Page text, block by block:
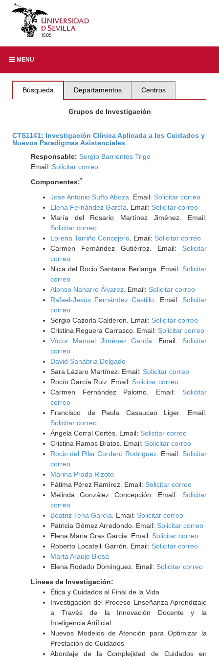
MENU
Búsqueda Departamentos Centros
Grupos de Investigación
CTS1141: Investigación Clínica Aplicada a los Cuidados y
Nuevos Paradigmas Asistenciales
Responsable: Sergio Barrientos Trigo
Email: Solicitar correo
Componentes:*
Jose Antonio Suffo Aboza . Email: Solicitar correo
Elena Fernández García . Email: Solicitar correo
María del Rosario Martínez Jiménez. Email:
Solicitar correo
Lorena Tarriño Concejero. Email: Solicitar correo
Carmen Fernández Gutiérrez. Email: Solicitar
correo
Nicia del Rocio Santana Berlanga. Email: Solicitar
correo
Alonso Naharro Álvarez. Email: Solicitar correo
Rafael-Jesús Fernández Castillo . Email: Solicitar
correo
Sergio Cazorla Calderon. Email: Solicitar correo
Cristina Reguera Carrasco. Email: Solicitar correo
Víctor Manuel Jiménez García . Email: Solicitar
correo
David Sanabria Delgado
Sara Lázaro Martínez. Email: Solicitar correo
Rocío García Ruiz. Email: Solicitar correo
Carmen Fernández Palomo. Email: Solicitar
correo
Francisco de Paula Casaucao Liger. Email:
Solicitar correo
Ángela Corral Cortés. Email: Solicitar correo
Cristina Ramos Bratos. Email: Solicitar correo
Rocio del Pilar Cordero Rodriguez. Email: Solicitar
correo
Marina Prada Rizoto
Fátima Pérez Ramírez. Email: Solicitar correo
Melinda González Concepción. Email: Solicitar
correo
Beatriz Tena García . Email: Solicitar correo
Patricia Gómez Arredondo. Email: Solicitar correo
Elena Maria Gras Garcia. Email: Solicitar correo
Roberto Locatelli Garrón. Email: Solicitar correo
Marta Araujo Blesa
Elena Rodado Dominguez. Email: Solicitar correo
Líneas de Investigación:
Ética y Cuidados al Final de la Vida
Investigación del Proceso Enseñanza Aprendizaje
a Través de la Innovación Docente y la
Inteligencia Artificial
Nuevos Modelos de Atención para Optimizar la
Prestación de Cuidados
Abordaje de la Complejidad de Cuidados en